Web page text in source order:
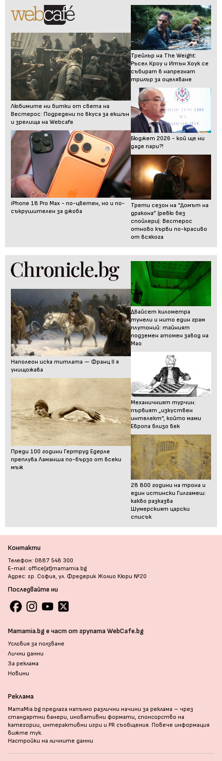
Любимите ни битки от света на
Вестерос: Подредени по вкуса за екшън
и зрелища на Webcafe
iPhone 18 Pro Max - по-цветен, но и по-
съкрушителен за джоба
Трейлър на The Weight:
Ръсел Кроу и Итън Хоук се
събират в напрегнат
трилър за оцеляване
Бюджет 2026 - кой ще ни
даде пари?!
Трети сезон на “Домът на
дракона” (ревю без
спойлери): Вестерос
отново кърви по-красиво
от всякога
Наполеон иска титлата — Франц II я
унищожава
Преди 100 години Гертруд Едерле
преплува Ламанша по-бързо от всеки
мъж
Двайсет километра
тунели и нито един грам
плутоний: тайният
подземен атомен завод на
Мао
Механичният турчин:
първият „изкуствен
интелект“, който мами
Европа близо век
28 800 години на трона и
един истински Гилгамеш:
какво разказва
Шумерският царски
списък
Контакти
Телефон: 0887 548 300
E-mail: office[at]mamamia.bg
Адрес: гр. София, ул. Фредерик Жолио Кюри №20
Последвайте ни
Mamamia.bg е част от групата WebCafe.bg
Условия за ползване
Лични данни
За реклама
Новини
Реклама
MamaMia.bg предлага напълно различни начини за реклама – чрез
стандартни банери, иновативни формати, спонсорство на
категории, интерактивни игри и PR съобщения. Повече информация
вижте тук.
Настройки на личните данни